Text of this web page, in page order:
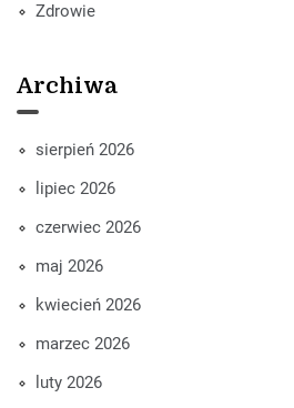
Zdrowie
Archiwa
sierpień 2026
lipiec 2026
czerwiec 2026
maj 2026
kwiecień 2026
marzec 2026
luty 2026